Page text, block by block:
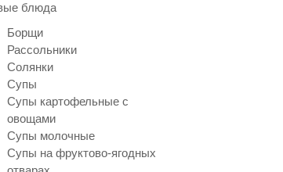
блюда
Борщи
Рассольники
Солянки
Супы
Супы картофельные с
овощами
Супы молочные
Супы на фруктово-ягодных